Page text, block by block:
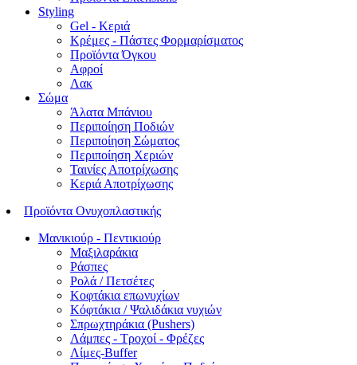
Styling
Gel - Κεριά
Κρέμες - Πάστες Φορμαρίσματος
Προϊόντα Όγκου
Αφροί
Λακ
Σώμα
Άλατα Μπάνιου
Περιποίηση Ποδιών
Περιποίηση Σώματος
Περιποίηση Χεριών
Ταινίες Αποτρίχωσης
Κεριά Αποτρίχωσης
Προϊόντα Ονυχοπλαστικής
Μανικιούρ - Πεντικιούρ
Μαξιλαράκια
Ράσπες
Ρολά / Πετσέτες
Κοφτάκια επωνυχίων
Κόφτάκια / Ψαλιδάκια νυχιών
Σπρωχτηράκια (Pushers)
Λάμπες - Τροχοί - Φρέζες
Λίμες-Buffer